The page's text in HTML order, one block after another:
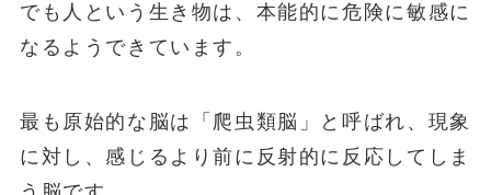
でも 人という生き物は、本能的に危険に敏感に
なるようできています 。
最も原始的な脳は「 爬虫類脳 」と呼ばれ、現象
に対し、感じるより前に反射的に反応してしま